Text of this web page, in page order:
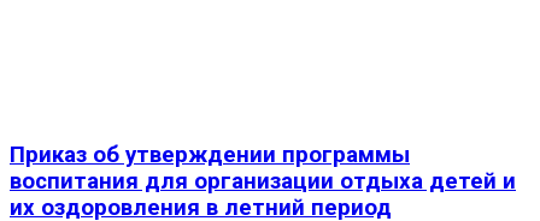
Приказ об утверждении программы
воспитания для организации отдыха детей и
их оздоровления в летний период